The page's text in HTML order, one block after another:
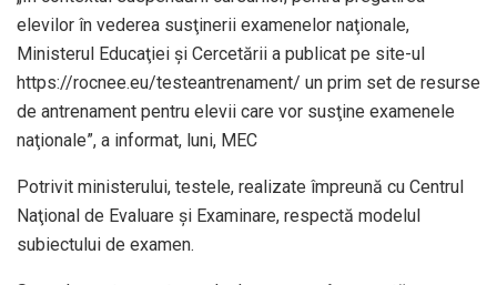
elevilor în vederea susţinerii examenelor naţionale,
Ministerul Educaţiei şi Cercetării a publicat pe site-ul
https://rocnee.eu/testeantrenament/ un prim set de resurse
de antrenament pentru elevii care vor susţine examenele
naţionale”, a informat, luni, MEC
Potrivit ministerului, testele, realizate împreună cu Centrul
Naţional de Evaluare şi Examinare, respectă modelul
subiectului de examen.